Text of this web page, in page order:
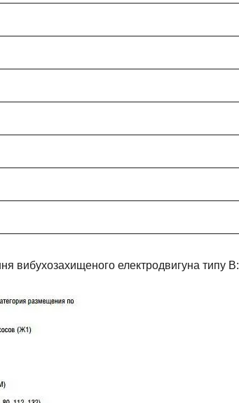
вибухозахищеного електродвигуна типу В: